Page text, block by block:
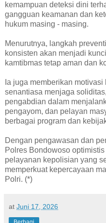
kemampuan deteksi dini
gangguan keamanan dan
hukum masing - masing.
Menurutnya, langkah
konsisten akan menjadi
kamtibmas tetap aman dan
Ia juga memberikan
senantiasa menjaga
pengabdian dalam
pengayom, dan pelayan
berbagai program dan
Dengan pengawasan dan
Polres Bondowoso
pelayanan kepolisian yang
memperkuat kepercayaan
Polri. (*)
at Juni 17, 2026